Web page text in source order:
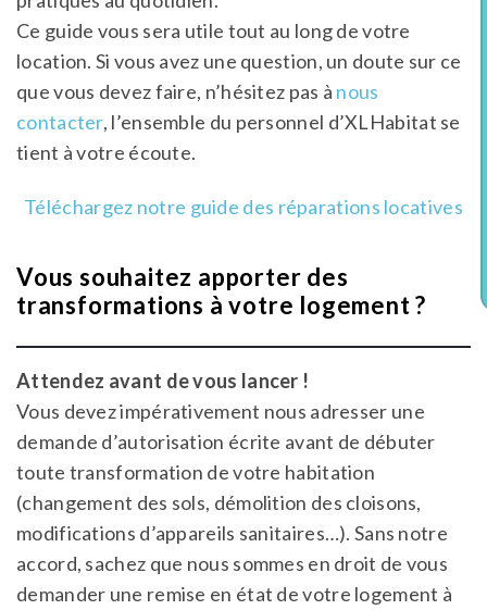
Ce guide vous sera utile tout au long de votre
location. Si vous avez une question, un doute sur ce
que vous devez faire, n’hésitez pas à nous
contacter, l’ensemble du personnel d’XLHabitat se
tient à votre écoute.
Téléchargez notre guide des réparations locatives
Vous souhaitez apporter des
transformations à votre logement ?
Attendez avant de vous lancer !
Vous devez impérativement nous adresser une
demande d’autorisation écrite avant de débuter
toute transformation de votre habitation
(changement des sols, démolition des cloisons,
modifications d’appareils sanitaires…). Sans notre
accord, sachez que nous sommes en droit de vous
demander une remise en état de votre logement à